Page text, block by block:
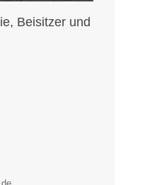
Beisitzer und